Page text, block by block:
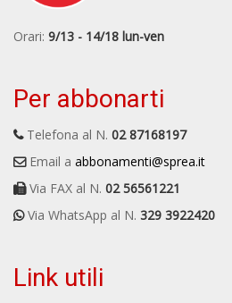
Orari: 9/13 - 14/18 lun-ven
Per abbonarti
Telefona al N. 02 87168197
Email a abbonamenti@sprea.it
Via FAX al N. 02 56561221
Via WhatsApp al N. 329 3922420
Link utili